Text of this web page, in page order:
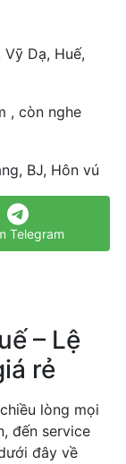
Dạ, Huế,
, còn nghe
BJ, Hôn vú
Telegram
– Lệ
rẻ
lòng mọi
đến service
đây về